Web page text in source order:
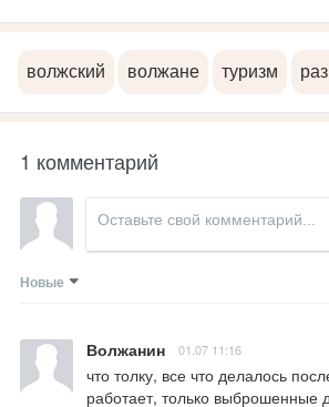
волжский волжане туризм
1 комментарий
Новые
Волжанин 01.07 11:16
что толку, все что делалось
работает, только выброшенные